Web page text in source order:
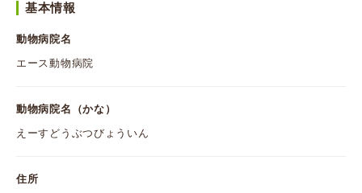
基本情報
動物病院名
エース動物病院
動物病院名（かな）
えーすどうぶつびょういん
住所